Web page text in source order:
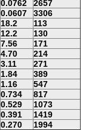
0.0762
2657
0.0607
3306
18.2
113
12.2
130
7.56
171
4.70
214
3.11
271
1.84
389
1.16
547
0.734
817
0.529
1073
0.391
1419
0.270
1994